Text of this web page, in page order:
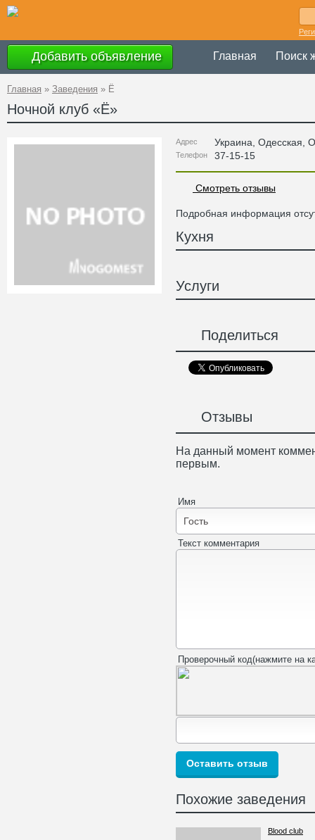
Добавить объявление Главная Поиск
Главная » Заведения » Ё
Ночной клуб «Ё»
Адрес Украина Одесская ,
Телефон 37-15-15
Смотреть отзывы
Подробная информация
Кухня
Услуги
Поделиться
Отзывы
На данный момент
первым.
Имя
Текст комментария
Проверочный код(нажмите на
Похожие заведения
Blood club